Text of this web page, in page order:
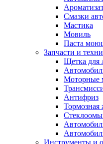
Смазки
Мастика
Мовиль
Паста
Запчасти и
Щетка для
Моторные
Антифриз
Тормозная
Инструменты и